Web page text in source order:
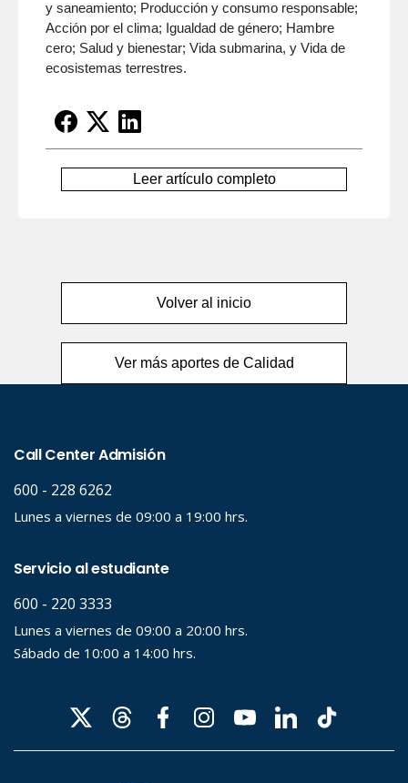
y saneamiento; Producción y consumo responsable;
Acción por el clima; Igualdad de género; Hambre
cero; Salud y bienestar; Vida submarina, y Vida de
ecosistemas terrestres.
Leer artículo completo
Volver al inicio
Ver más aportes de Calidad